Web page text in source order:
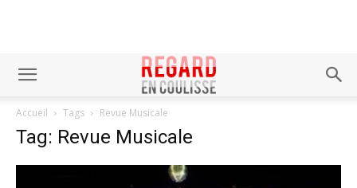
Accueil Tags Revue Musicale
Tag: Revue Musicale